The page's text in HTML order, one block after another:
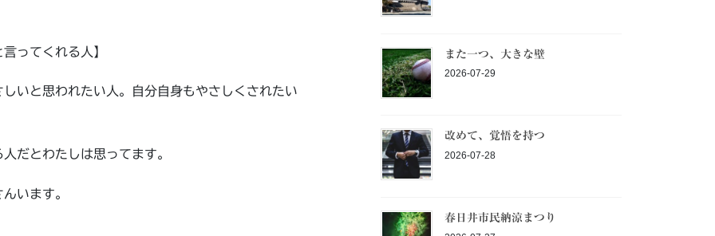
ってくれる人】
いと思われたい人。自分自身もやさしくされたい
だとわたしは思ってます。
います。
また一つ、大きな壁
2026-07-29
改めて、覚悟を持つ
2026-07-28
春日井市民納涼まつり